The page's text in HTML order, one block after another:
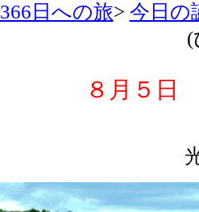
366日への旅> 今日の
(
８月５日